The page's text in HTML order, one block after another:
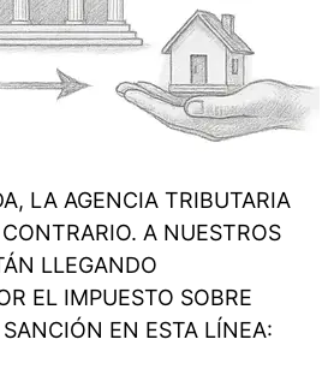
LA AGENCIA TRIBUTARIA
A NUESTROS
LLEGANDO
EL IMPUESTO SOBRE
EN ESTA LÍNEA: